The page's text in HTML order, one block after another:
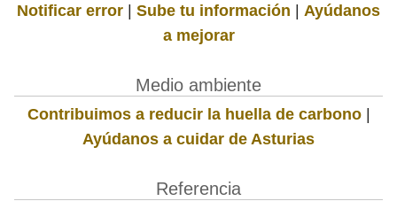
Notificar error | Sube tu información | Ayúdanos
a mejorar
Medio ambiente
Contribuimos a reducir la huella de carbono|
Ayúdanos a cuidar de Asturias
Referencia